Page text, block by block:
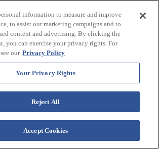
del Norte
St, Durham, NC 27701 | QUIÉN:
information to measure and improve
to assist our marketing campaigns and to
content and advertising. By clicking the
you can exercise your privacy rights. For
our Privacy Policy
Your Privacy Rights
Reject All
Accept Cookies